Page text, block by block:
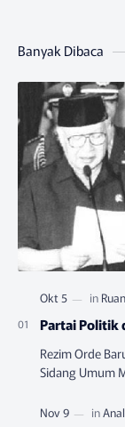
Banyak Dibaca
Partai Politik
Rezim Orde
Sidang Umum